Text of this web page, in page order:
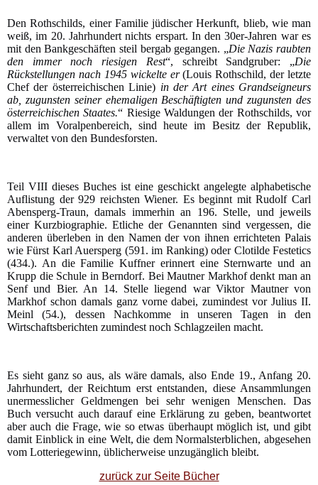
Den Rothschilds, einer Familie jüdischer Herkunft, blieb, wie man
weiß, im 20. Jahrhundert nichts erspart. In den 30er-Jahren war es
mit den Bankgeschäften steil bergab gegangen. „Die Nazis raubten
den immer noch riesigen Rest“, schreibt Sandgruber: „Die
Rückstellungen nach 1945 wickelte er(Louis Rothschild, der letzte
Chef der österreichischen Linie) in der Art eines Grandseigneurs
ab, zugunsten seiner ehemaligen Beschäftigten und zugunsten des
österreichischen Staates.“ Riesige Waldungen der Rothschilds, vor
allem im Voralpenbereich, sind heute im Besitz der Republik,
verwaltet von den Bundesforsten.
Teil VIII dieses Buches ist eine geschickt angelegte alphabetische
Auflistung der 929 reichsten Wiener. Es beginnt mit Rudolf Carl
Abensperg-Traun, damals immerhin an 196. Stelle, und jeweils
einer Kurzbiographie. Etliche der Genannten sind vergessen, die
anderen überleben in den Namen der von ihnen errichteten Palais
wie Fürst Karl Auersperg (591. im Ranking) oder Clotilde Festetics
(434.). An die Familie Kuffner erinnert eine Sternwarte und an
Krupp die Schule in Berndorf. Bei Mautner Markhof denkt man an
Senf und Bier. An 14. Stelle liegend war Viktor Mautner von
Markhof schon damals ganz vorne dabei, zumindest vor Julius II.
Meinl (54.), dessen Nachkomme in unseren Tagen in den
Wirtschaftsberichten zumindest noch Schlagzeilen macht.
Es sieht ganz so aus, als wäre damals, also Ende 19., Anfang 20.
Jahrhundert, der Reichtum erst entstanden, diese Ansammlungen
unermesslicher Geldmengen bei sehr wenigen Menschen. Das
Buch versucht auch darauf eine Erklärung zu geben, beantwortet
aber auch die Frage, wie so etwas überhaupt möglich ist, und gibt
damit Einblick in eine Welt, die dem Normalsterblichen, abgesehen
vom Lotteriegewinn, üblicherweise unzugänglich bleibt.
zurück zur Seite Bücher